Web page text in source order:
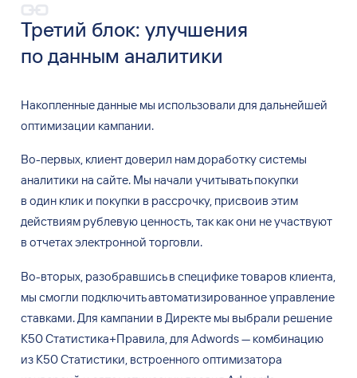
Третий блок: улучшения
по данным аналитики
Накопленные данные мы использовали для дальнейшей
оптимизации кампании.
Во-первых, клиент доверил нам доработку системы
аналитики на сайте. Мы начали учитывать покупки
в один клик и покупки в рассрочку, присвоив этим
действиям рублевую ценность, так как они неучаствуют
в отчетах электронной торговли.
Во-вторых, разобравшись в специфике товаров клиента,
мы смогли подключить автоматизированное управление
ставками. Для кампании в Директе мы выбрали решение
K50 Статистика+Правила, для Adwords—комбинацию
из К50Статистики, встроенного оптимизатора